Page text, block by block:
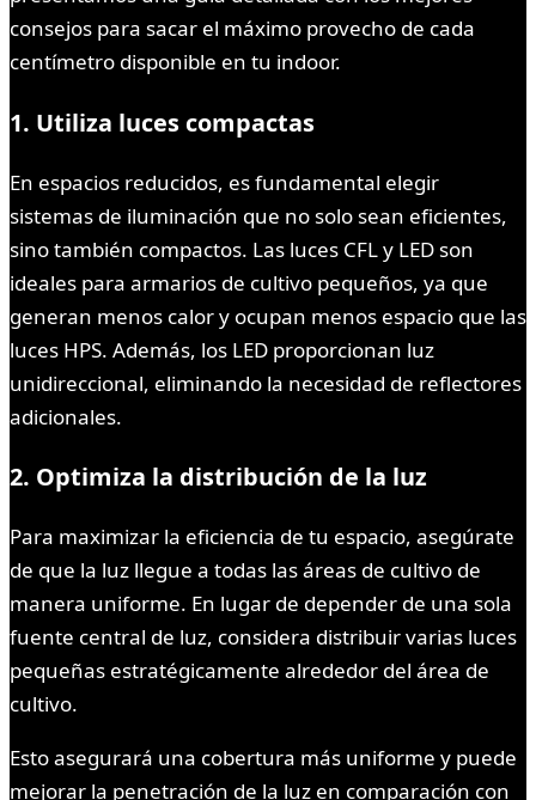
consejos para sacar el máximo provecho de cada
centímetro disponible en tu indoor.
1. Utiliza luces compactas
En espacios reducidos, es fundamental elegir
sistemas de iluminación que no solo sean eficientes,
sino también compactos. Las luces CFL y LED son
ideales para armarios de cultivo pequeños, ya que
generan menos calor y ocupan menos espacio que las
luces HPS. Además, los LED proporcionan luz
unidireccional, eliminando la necesidad de reflectores
adicionales.
2. Optimiza la distribución de la luz
Para maximizar la eficiencia de tu espacio, asegúrate
de que la luz llegue a todas las áreas de cultivo de
manera uniforme. En lugar de depender de una sola
fuente central de luz, considera distribuir varias luces
pequeñas estratégicamente alrededor del área de
cultivo.
Esto asegurará una cobertura más uniforme y puede
mejorar la penetración de la luz en comparación con